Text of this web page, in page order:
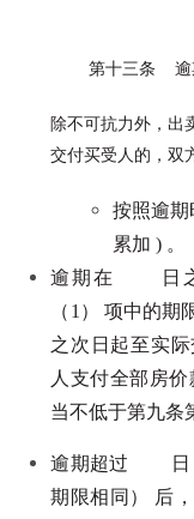
第十三条 逾
除不可抗力外，出
交付买受人的，双
按照逾期
累加 ) 。
逾期在 日之
（1） 项中的
之次日起至实
人支付全部房
当不低于第九条
逾期超过 日
期限相同） 后